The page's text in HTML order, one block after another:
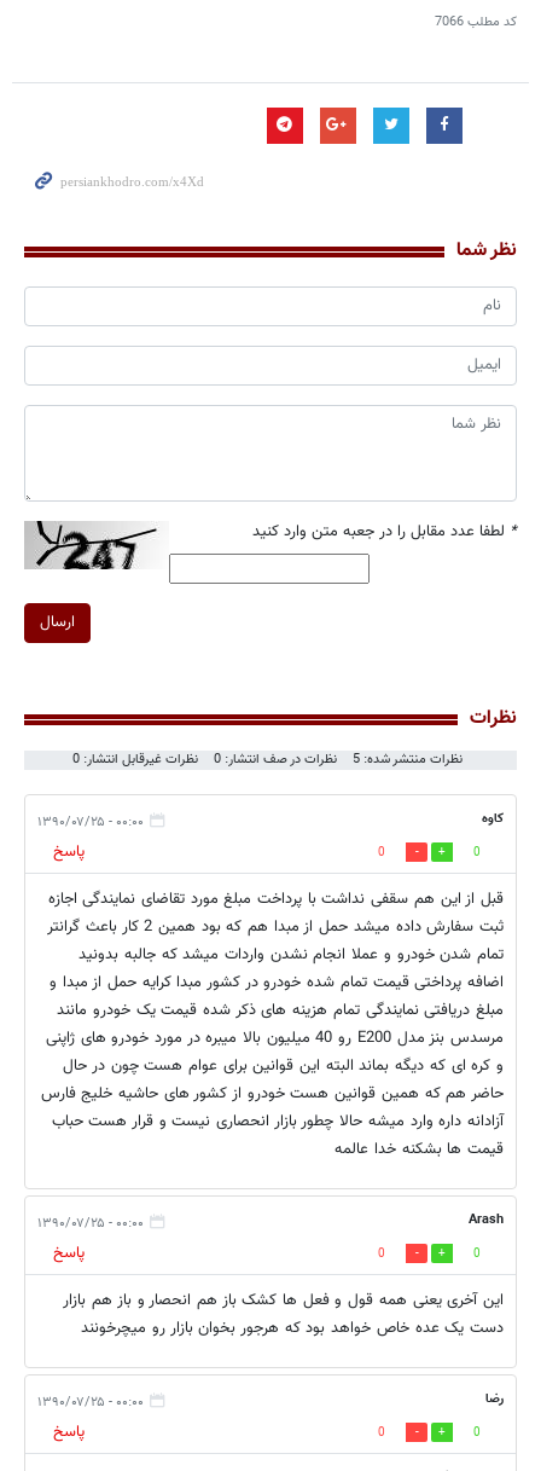
کد مطلب7066
نظر شما
* لطفا عدد مقابل را در جعبه متن وارد کنید
ارسال
نظرات
نظرات منتشر شده: 5 نظرات در صف انتشار: 0 نظرات غیرقابل انتشار: 0
کاوه ۰۰:۰۰ - ۱۳۹۰/۰۷/۲۵
0
0
پاسخ
قبل از این هم سقفی نداشت با پرداخت مبلغ مورد تقاضای نمایندگی اجازه
ثبت سفارش داده میشد حمل از مبدا هم که بود همین 2 کار باعث گرانتر
تمام شدن خودرو و عملا انجام نشدن واردات میشد که جالبه بدونید
اضافه پرداختی قیمت تمام شده خودرو در کشور مبدا کرایه حمل از مبدا و
مبلغ دریافتی نمایندگی تمام هزینه های ذکر شده قیمت یک خودرو مانند
مرسدس بنز مدل E200 رو 40 میلیون بالا میبره در مورد خودرو های ژاپنی
و کره ای که دیگه بماند البته این قوانین برای عوام هست چون در حال
حاضر هم که همین قوانین هست خودرو از کشور های حاشیه خلیج فارس
آزادانه داره وارد میشه حالا چطور بازار انحصاری نیست و قرار هست حباب
قیمت ها بشکنه خدا عالمه
Arash ۰۰:۰۰ - ۱۳۹۰/۰۷/۲۵
0
0
پاسخ
این آخری یعنی همه قول و فعل ها کشک باز هم انحصار و باز هم بازار
دست یک عده خاص خواهد بود که هرجور بخوان بازار رو میچرخونند
رضا ۰۰:۰۰ - ۱۳۹۰/۰۷/۲۵
0
0
پاسخ